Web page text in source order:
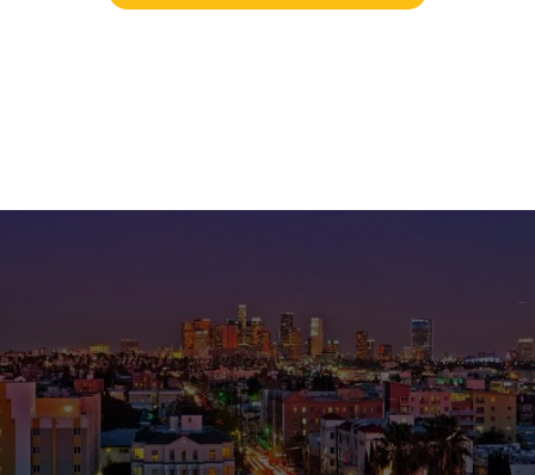
ประสบการณ์ 35+ ปี ได้รับการรับรอง ACCET
การสนับสนุนหลายภาษา ลา ลอสแองเจลิสตอนกลาง